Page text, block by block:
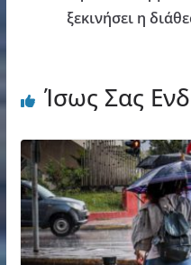
ξεκινήσει η
Ίσως Σας